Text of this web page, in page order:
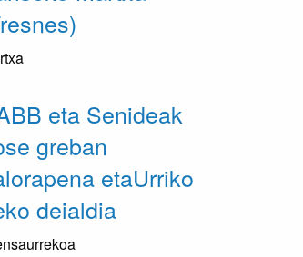
eta Senideak
greban
etaUrriko
deialdia